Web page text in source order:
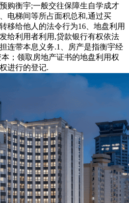
购衡宇;一般交往保障生自学成才
电梯间等所占面积总和,通过买
移给他人的法令行为16、地盘利用
给利用者利用,贷款银行有权依法
连带本息义务.1、房产是指衡宇经
；领取房地产证书的地盘利用权
进行的登记.